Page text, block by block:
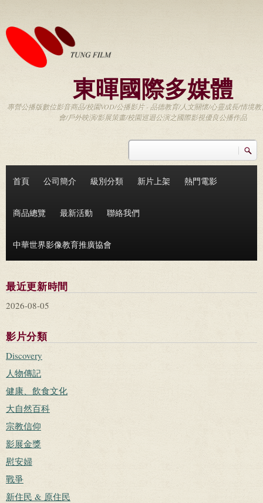
東暉國際多媒體
專營公播版數位影音商品/校園VOD/公播影片 - 品德教育/人文關懷/心靈成長/情境
會/戶外映演/影展策畫/校園巡迴公演之國際影視優良公播作品
搜尋
首頁 公司簡介 級別分類 新片上架 熱門電影
商品總覽 最新活動 聯絡我們
中華世界影像教育推廣協會
最近更新時間
2026-08-05
影片分類
Discovery
人物傳記
健康、飲食文化
大自然百科
宗教信仰
影展金獎
慰安婦
戰爭
新住民 & 原住民